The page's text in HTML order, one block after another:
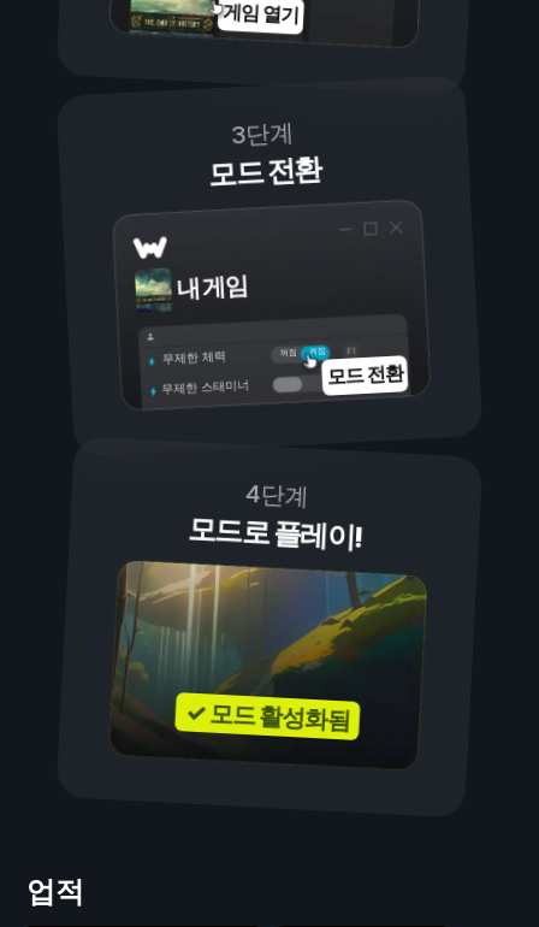
게임 열기
3단계
모드 전환
내 게임
켜짐
꺼짐
무제한 체력
무제한 스태미너 모드 전환
4단계
모드로 플레이!
✓ 모드 활성화됨
업적